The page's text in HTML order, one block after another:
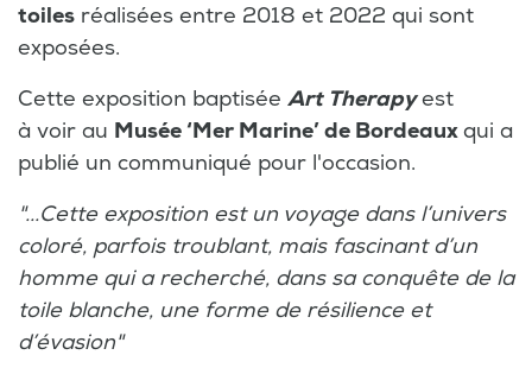
toiles réalisées entre 2018 et 2022 qui sont
exposées.
Cette exposition baptisée Art Therapyest
à voir au Musée ‘Mer Marine’ de Bordeauxqui a
publié un communiqué pour l'occasion.
"...Cette exposition est un voyage dans l’univers
coloré, parfois troublant, mais fascinant d’un
homme qui a recherché, dans sa conquête de la
toile blanche, une forme de résilience et
d’évasion"